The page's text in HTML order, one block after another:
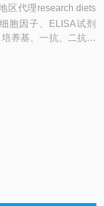
区代理research diets
胞因子、ELISA试剂
养基、一抗、二抗、